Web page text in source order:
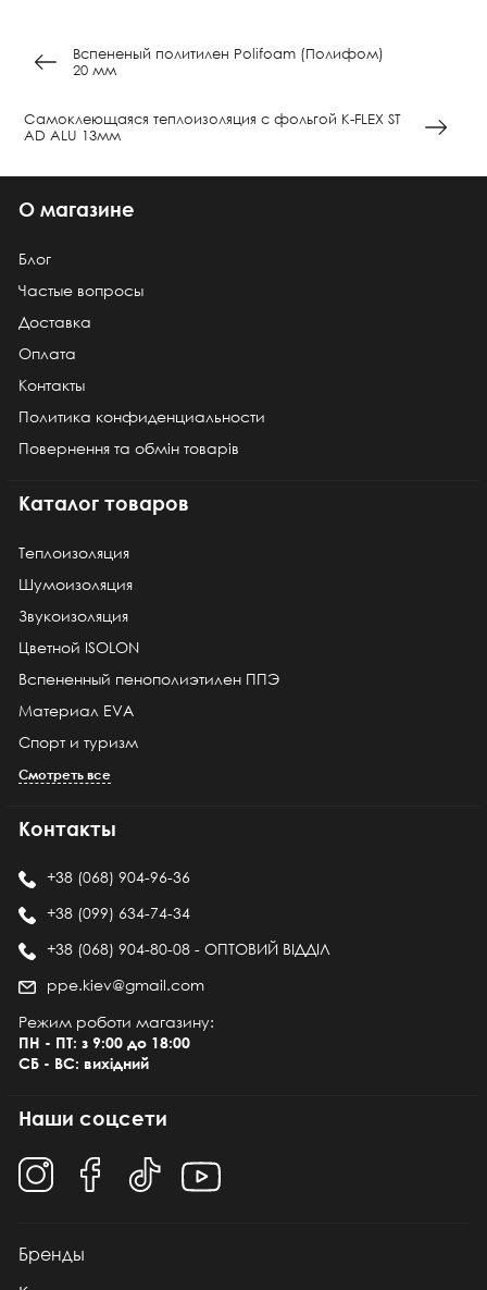
Вспененый политилен Polifoam (Полифом)
20 мм
Самоклеющаяся теплоизоляция с фольгой K-FLEX ST
AD ALU 13мм
О магазине
Блог
Частые вопросы
Доставка
Оплата
Контакты
Политика конфиденциальности
Повернення та обмін товарів
Каталог товаров
Теплоизоляция
Шумоизоляция
Звукоизоляция
Цветной ISOLON
Вспененный пенополиэтилен ППЭ
Материал EVA
Спорт и туризм
Смотреть все
Контакты
+38 (068) 904-96-36
+38 (099) 634-74-34
+38 (068) 904-80-08 - ОПТОВИЙ ВІДДІЛ
ppe.kiev@gmail.com
Режим роботи магазину:
ПН - ПТ: з 9:00 до 18:00
СБ - ВС: вихідний
Наши соцсети
Бренды